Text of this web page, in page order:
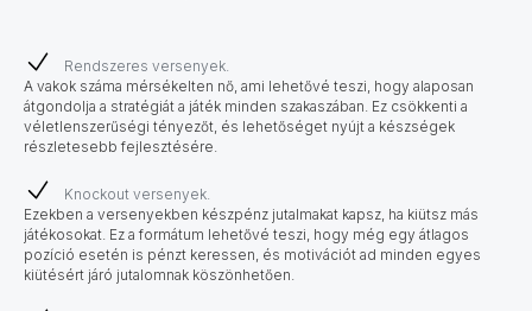
Rendszeres versenyek.
A vakok száma mérsékelten nő, ami lehetővé teszi, hogy alaposan
átgondolja a stratégiát a játék minden szakaszában. Ez csökkenti a
véletlenszerűségi tényezőt, és lehetőséget nyújt a készségek
részletesebb fejlesztésére.
Knockout versenyek.
Ezekben a versenyekben készpénz jutalmakat kapsz, ha kiütsz más
játékosokat. Ez a formátum lehetővé teszi, hogy még egy átlagos
pozíció esetén is pénzt keressen, és motivációt ad minden egyes
kiütésért járó jutalomnak köszönhetően.